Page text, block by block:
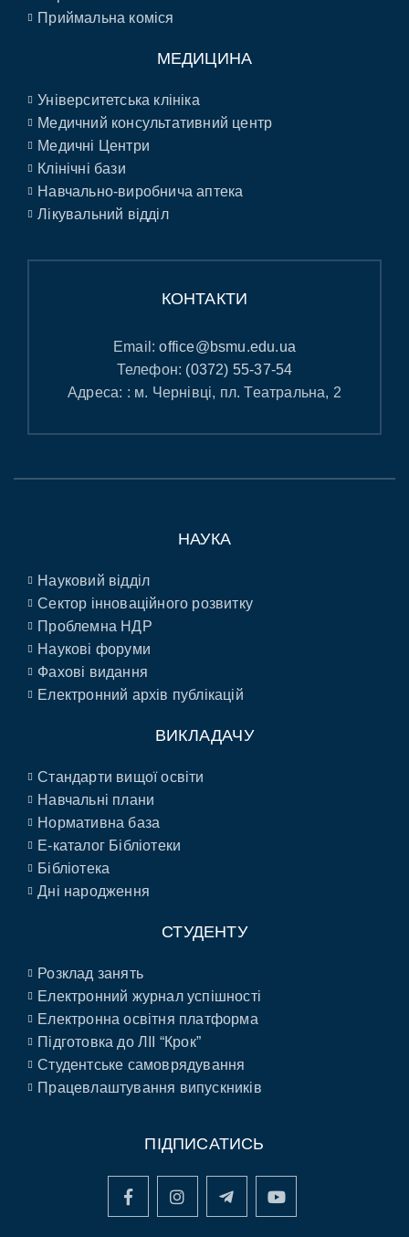
Приймальна коміся
МЕДИЦИНА
Університетська клініка
Медичний консультативний центр
Медичні Центри
Клінічні бази
Навчально-виробнича аптека
Лікувальний відділ
КОНТАКТИ
Email:office@bsmu.edu.ua
Телефон: (0372) 55-37-54
Адреса: : м. Чернівці, пл. Театральна, 2
НАУКА
Науковий відділ
Сектор інноваційного розвитку
Проблемна НДР
Наукові форуми
Фахові видання
Електронний архів публікацій
ВИКЛАДАЧУ
Стандарти вищої освіти
Навчальні плани
Нормативна база
E-каталог Бібліотеки
Бібліотека
Дні народження
СТУДЕНТУ
Розклад занять
Електронний журнал успішності
Електронна освітня платформа
Підготовка до ЛІІ “Крок”
Студентське самоврядування
Працевлаштування випускників
ПІДПИСАТИСЬ